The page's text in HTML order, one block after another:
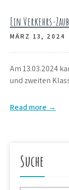
Ein Verkehrs-
MÄRZ 13, 2024
Am 13.03.2024
und zweiten
Read more →
Suche